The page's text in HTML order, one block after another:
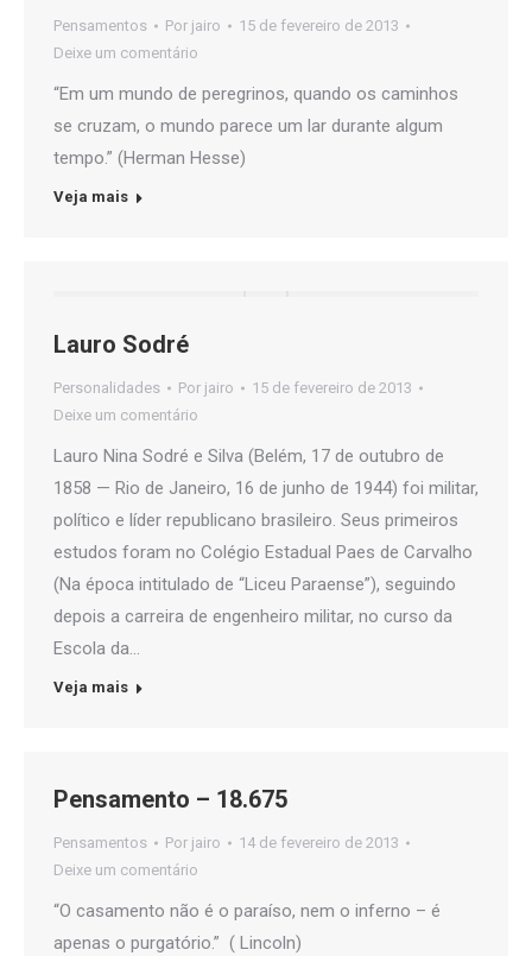
Pensamentos Por jairo
15 de fevereiro de 2013
Deixe um comentário
“Em um mundo de peregrinos, quando os caminhos
se cruzam, o mundo parece um lar durante algum
tempo.” (Herman Hesse)
Veja mais
Lauro Sodré
Personalidades Por jairo
15 de fevereiro de 2013
Deixe um comentário
Lauro Nina Sodré e Silva (Belém, 17 de outubro de
1858 — Rio de Janeiro, 16 de junho de 1944) foi militar,
político e líder republicano brasileiro. Seus primeiros
estudos foram no Colégio Estadual Paes de Carvalho
(Na época intitulado de “Liceu Paraense”), seguindo
depois a carreira de engenheiro militar, no curso da
Escola da…
Veja mais
Pensamento – 18.675
Pensamentos Por jairo
14 de fevereiro de 2013
Deixe um comentário
“O casamento não é o paraíso, nem o inferno – é
apenas o purgatório.” ( Lincoln)